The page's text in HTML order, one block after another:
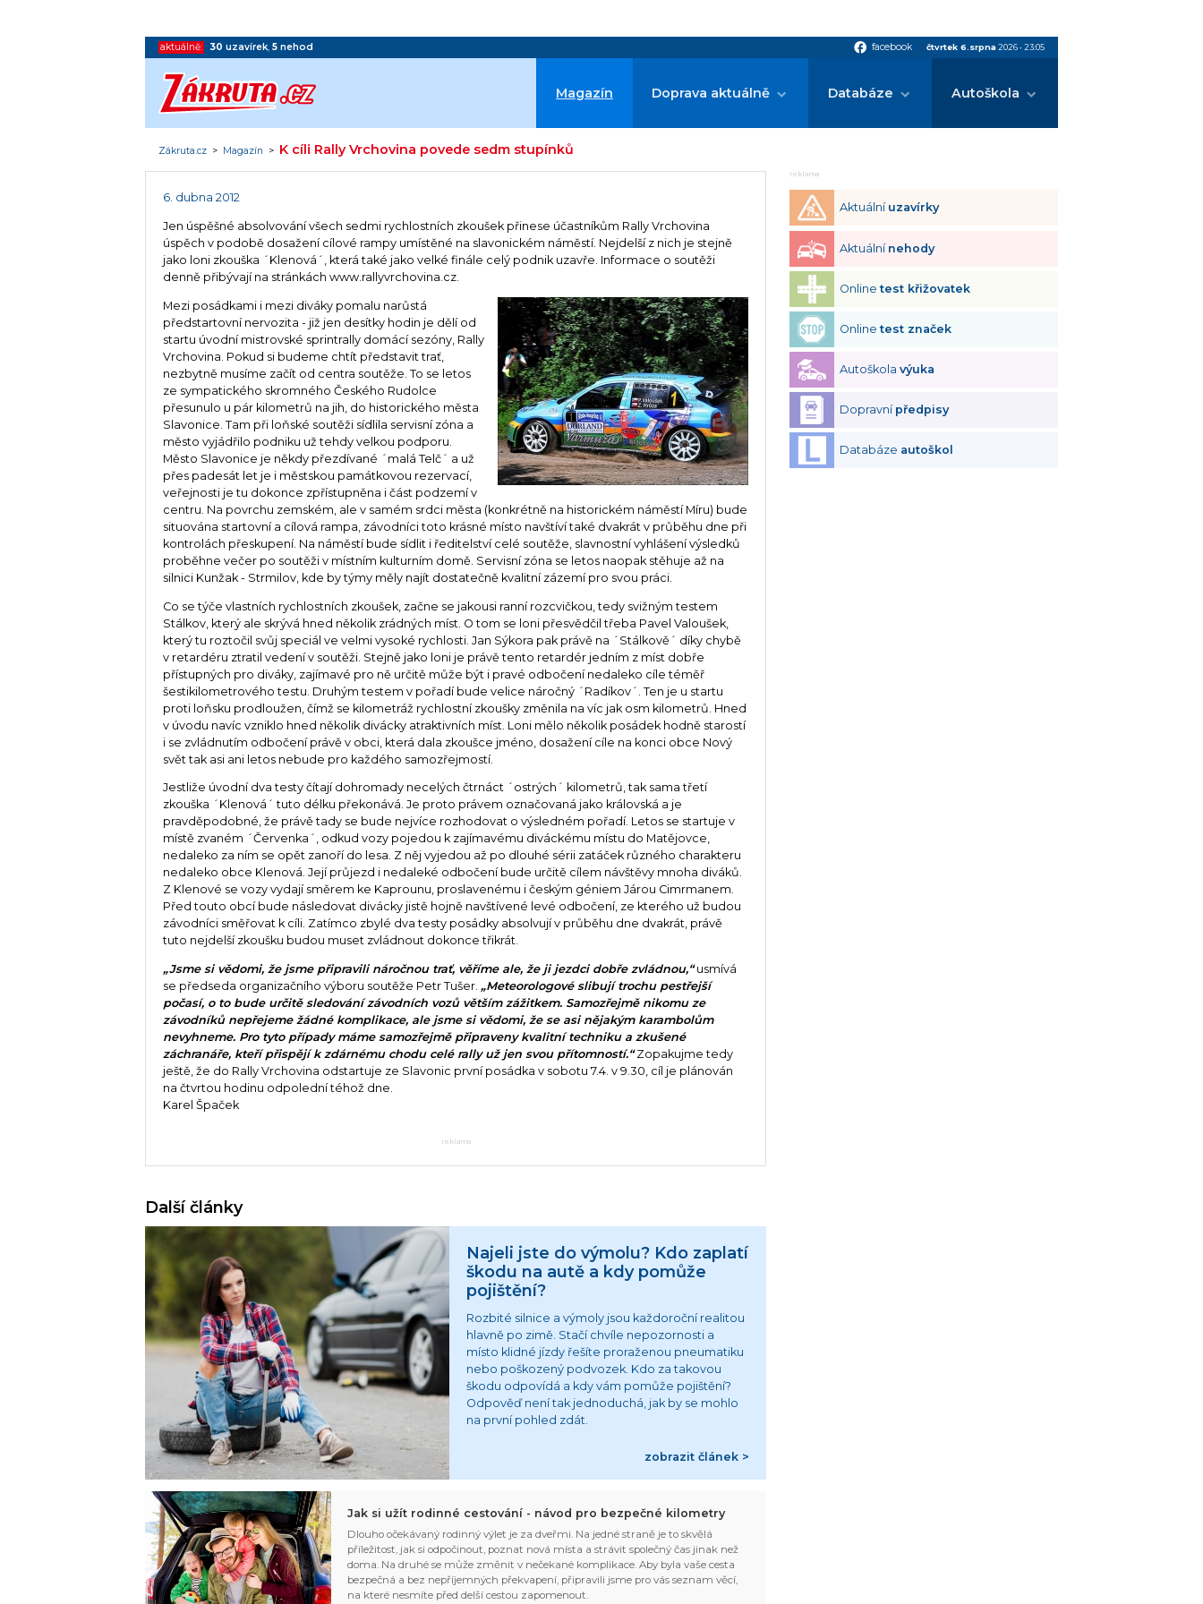
aktuálně: 30 uzavírek,5 nehod facebook facebook čtvrtek 6.srpna 2026• 23:05
Magazín Doprava aktuálně Databáze Autoškola
Zákruta.cz > Magazín > K cíli Rally Vrchovina povede sedm stupínků
6. dubna 2012
Jen úspěšné absolvování všech sedmi rychlostních zkoušek přinese účastníkům Rally Vrchovina
úspěch v podobě dosažení cílové rampy umístěné na slavonickém náměstí. Nejdelší z nich je stejně
jako loni zkouška ´Klenová´, která také jako velké finále celý podnik uzavře. Informace o soutěži
denně přibývají na stránkách www.rallyvrchovina.cz.
Mezi posádkami i mezi diváky pomalu narůstá
předstartovní nervozita - již jen desítky hodin je dělí od
startu úvodní mistrovské sprintrally domácí sezóny, Rally
Vrchovina. Pokud si budeme chtít představit trať,
nezbytně musíme začít od centra soutěže. To se letos
ze sympatického skromného Českého Rudolce
přesunulo u pár kilometrů na jih, do historického města
Slavonice. Tam při loňské soutěži sídlila servisní zóna a
město vyjádřilo podniku už tehdy velkou podporu.
Město Slavonice je někdy přezdívané ´malá Telč´ a už
přes padesát let je i městskou památkovou rezervací,
veřejnosti je tu dokonce zpřístupněna i část podzemí v
centru. Na povrchu zemském, ale v samém srdci města (konkrétně na historickém náměstí Míru) bude
situována startovní a cílová rampa, závodníci toto krásné místo navštíví také dvakrát v průběhu dne při
kontrolách přeskupení. Na náměstí bude sídlit i ředitelství celé soutěže, slavnostní vyhlášení výsledků
proběhne večer po soutěži v místním kulturním domě. Servisní zóna se letos naopak stěhuje až na
silnici Kunžak - Strmilov, kde by týmy měly najít dostatečně kvalitní zázemí pro svou práci.
Co se týče vlastních rychlostních zkoušek, začne se jakousi ranní rozcvičkou, tedy svižným testem
Stálkov, který ale skrývá hned několik zrádných míst. O tom se loni přesvědčil třeba Pavel Valoušek,
který tu roztočil svůj speciál ve velmi vysoké rychlosti. Jan Sýkora pak právě na ´Stálkově´ díky chybě
v retardéru ztratil vedení v soutěži. Stejně jako loni je právě tento retardér jedním z míst dobře
přístupných pro diváky, zajímavé pro ně určitě může být i pravé odbočení nedaleko cíle téměř
šestikilometrového testu. Druhým testem v pořadí bude velice náročný ´Radíkov´. Ten je u startu
proti loňsku prodloužen, čímž se kilometráž rychlostní zkoušky změnila na víc jak osm kilometrů. Hned
v úvodu navíc vzniklo hned několik divácky atraktivních míst. Loni mělo několik posádek hodně starostí
i se zvládnutím odbočení právě v obci, která dala zkoušce jméno, dosažení cíle na konci obce Nový
svět tak asi ani letos nebude pro každého samozřejmostí.
Jestliže úvodní dva testy čítají dohromady necelých čtrnáct ´ostrých´ kilometrů, tak sama třetí
zkouška ´Klenová´ tuto délku překonává. Je proto právem označovaná jako královská a je
pravděpodobné, že právě tady se bude nejvíce rozhodovat o výsledném pořadí. Letos se startuje v
místě zvaném ´Červenka´, odkud vozy pojedou k zajímavému diváckému místu do Matějovce,
nedaleko za ním se opět zanoří do lesa. Z něj vyjedou až po dlouhé sérii zatáček různého charakteru
nedaleko obce Klenová. Její průjezd i nedaleké odbočení bude určitě cílem návštěvy mnoha diváků.
Z Klenové se vozy vydají směrem ke Kaprounu, proslavenému i českým géniem Járou Cimrmanem.
Před touto obcí bude následovat divácky jistě hojně navštívené levé odbočení, ze kterého už budou
závodníci směřovat k cíli. Zatímco zbylé dva testy posádky absolvují v průběhu dne dvakrát, právě
tuto nejdelší zkoušku budou muset zvládnout dokonce třikrát.
„Jsme si vědomi, že jsme připravili náročnou trať, věříme ale, že ji jezdci dobře zvládnou,“usmívá
se předseda organizačního výboru soutěže Petr Tušer.„Meteorologové slibují trochu pestřejší
počasí, o to bude určitě sledování závodních vozů větším zážitkem. Samozřejmě nikomu ze
závodníků nepřejeme žádné komplikace, ale jsme si vědomi, že se asi nějakým karambolům
nevyhneme. Pro tyto případy máme samozřejmě připraveny kvalitní techniku a zkušené
záchranáře, kteří přispějí k zdárnému chodu celé rally už jen svou přítomností.“Zopakujme tedy
ještě, že do Rally Vrchovina odstartuje ze Slavonic první posádka v sobotu 7.4. v 9.30, cíl je plánován
na čtvrtou hodinu odpolední téhož dne.
Karel Špaček
reklama
Další články
Najeli jste do výmolu? Kdo zaplatí
škodu na autě a kdy pomůže
pojištění?
Rozbité silnice a výmoly jsou každoroční realitou
hlavně po zimě. Stačí chvíle nepozornosti a
místo klidné jízdy řešíte proraženou pneumatiku
nebo poškozený podvozek. Kdo za takovou
škodu odpovídá a kdy vám pomůže pojištění?
Odpověď není tak jednoduchá, jak by se mohlo
na první pohled zdát.
zobrazit článek >
Jak si užít rodinné cestování - návod pro bezpečné kilometry
Dlouho očekávaný rodinný výlet je za dveřmi. Na jedné straně je to skvělá
příležitost, jak si odpočinout, poznat nová místa a strávit společný čas jinak než
doma. Na druhé se může změnit v nečekané komplikace. Aby byla vaše cesta
bezpečná a bez nepříjemných překvapení, připravili jsme pro vás seznam věcí,
na které nesmíte před delší cestou zapomenout.
reklama
Aktuální uzavírky
Aktuální nehody
Onlinetest křižovatek
Onlinetest značek
Autoškolavýuka
Dopravní předpisy
Databáze autoškol